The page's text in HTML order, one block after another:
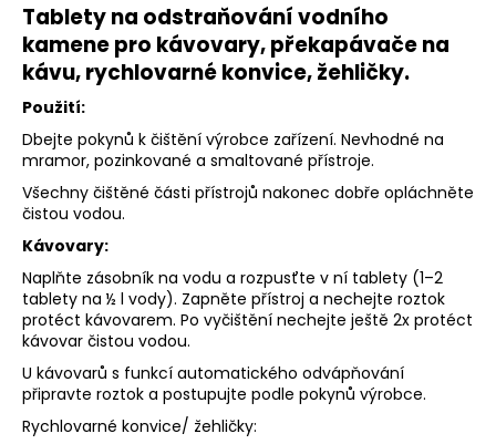
Tablety na odstraňování vodního
kamene pro kávovary, překapávače na
kávu, rychlovarné konvice, žehličky.
Použití:
Dbejte pokynů k čištění výrobce zařízení. Nevhodné na
mramor, pozinkované a smaltované přístroje.
Všechny čištěné části přístrojů nakonec dobře opláchněte
čistou vodou.
Kávovary:
Naplňte zásobník na vodu a rozpusťte v ní tablety (1–2
tablety na ½ l vody). Zapněte přístroj a nechejte roztok
protéct kávovarem. Po vyčištění nechejte ještě 2x protéct
kávovar čistou vodou.
U kávovarů s funkcí automatického odvápňování
připravte roztok a postupujte podle pokynů výrobce.
Rychlovarné konvice/ žehličky:
t
ř
e
b
u
j
e
t
e
n
a
j
í
t
?